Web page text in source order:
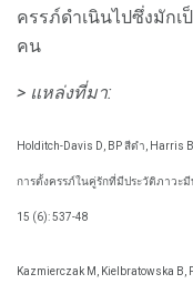
ครรภ์ดำเนินไปซึ่งมัก
คน
> แหล่งที่มา:
Holditch-Davis D, BP สีดำ, Harris
การตั้งครรภ์ในคู่รักที่มีประวัติภาวะมี
15 (6): 537-48
Kazmierczak M, Kielbratowska B,